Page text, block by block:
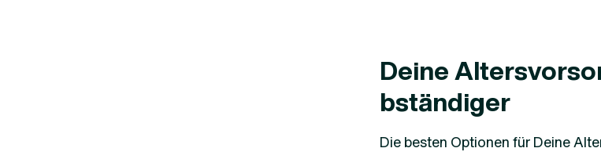
Deine
bständiger
Die besten Optionen für Deine